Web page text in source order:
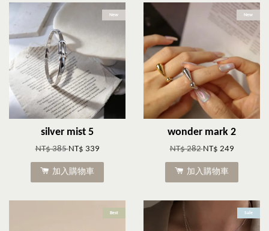
New
silver mist 5
NT$ 385NT$ 339
加入購物車
New
wonder mark 2
NT$ 282NT$ 249
加入購物車
Best Sale